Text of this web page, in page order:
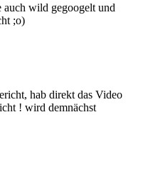
auch wild gegoogelt und
;o)
hab direkt das Video
! wird demnächst